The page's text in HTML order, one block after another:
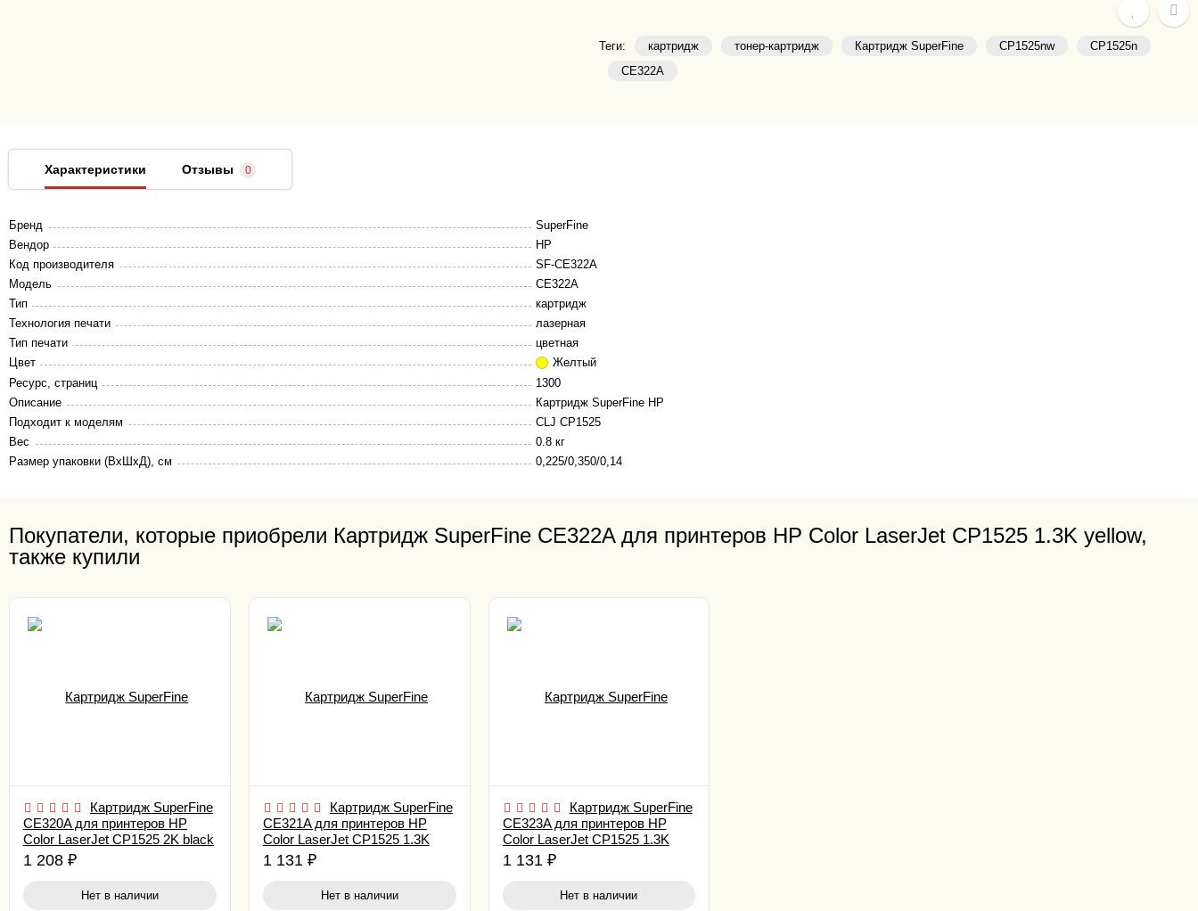
Теги: картридж тонер-картридж Картридж SuperFine CP1525nw
CP1525n
CE322A
Характеристики Отзывы 0
Бренд
SuperFine
Вендор
HP
Код производителя
SF-CE322A
Модель
CE322A
Тип
картридж
Технология печати
лазерная
Тип печати
цветная
Цвет
Желтый
Ресурс, страниц
1300
Описание
Картридж SuperFine HP
Подходит к моделям
CLJ CP1525
Вес
0.8 кг
Размер упаковки (ВхШхД), см
0,225/0,350/0,14
Покупатели, которые приобрели Картридж SuperFine CE322A для принтеров HP Color LaserJet CP1525 1.3K yellow,
также купили
Картридж SuperFine
CE320A для принтеров HP
Color LaserJet CP1525 2K black
1 208 ₽
Нет в наличии
Картридж SuperFine
CE321A для принтеров HP
Color LaserJet CP1525 1.3K
cyan
1 131 ₽
Нет в наличии
Картридж SuperFine
CE323A для принтеров HP
Color LaserJet CP1525 1.3K
magenta
1 131 ₽
Нет в наличии